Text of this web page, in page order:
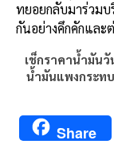
ทยอยกลับมาร่วมบ
กันอย่างคึกคักและ
เช็กราคาน้ำมันวั
น้ำมันแพงกระทบ
Share